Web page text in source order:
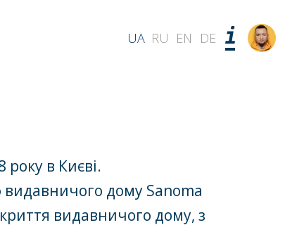
UA RU EN DE
року в Києві.
видавничого дому Sanoma
видавничого дому, з